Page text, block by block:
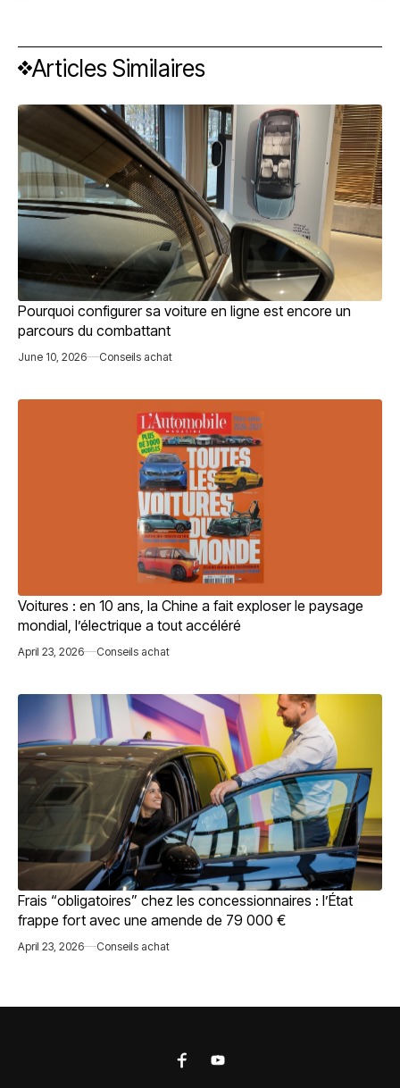
Articles Similaires
Pourquoi configurer sa voiture en ligne est encore un
parcours du combattant
June 10, 2026 Conseils achat
Voitures : en 10 ans, la Chine a fait exploser le paysage
mondial, l’électrique a tout accéléré
April 23, 2026 Conseils achat
Frais “obligatoires” chez les concessionnaires : l’État
frappe fort avec une amende de 79 000 €
April 23, 2026 Conseils achat